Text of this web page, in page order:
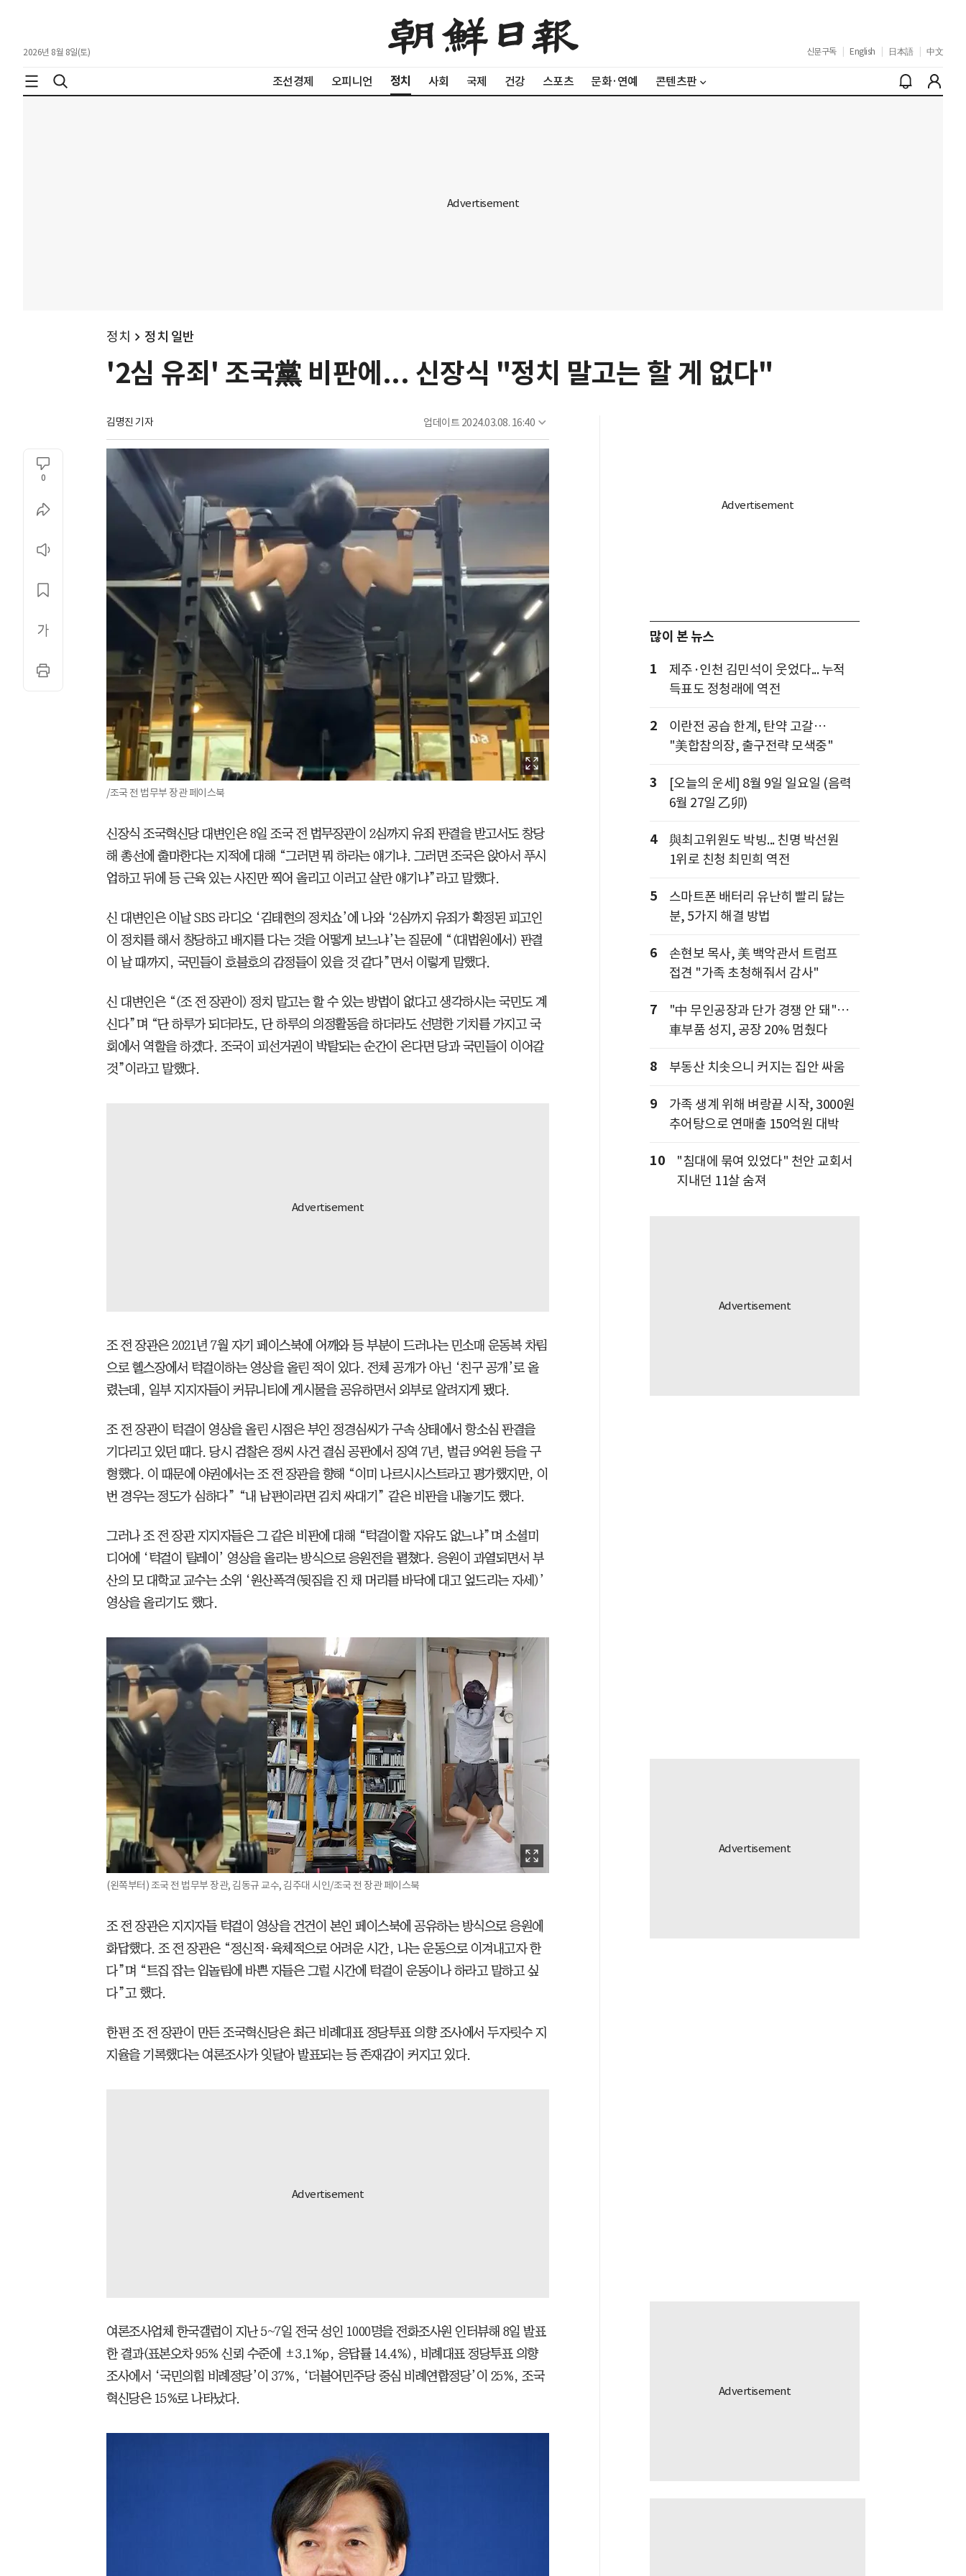
2026년 8월 8일(토) 신문구독 English 日本語 中文
조선경제 오피니언 정치 사회 국제 건강 스포츠 문화·연예 콘텐츠판
정치 정치 일반
'2심 유죄' 조국黨 비판에... 신장식 "정치 말고는 할 게 없다"
김명진 기자 업데이트 2024.03.08. 16:40
0
/조국 전 법무부 장관 페이스북
신장식 조국혁신당 대변인은 8일 조국 전 법무장관이 2심까지 유죄 판결을 받고서도 창당
해 총선에 출마한다는 지적에 대해 “그러면 뭐 하라는 얘기냐. 그러면 조국은 앉아서 푸시
업하고 뒤에 등 근육 있는 사진만 찍어 올리고 이러고 살란 얘기냐”라고 말했다.
신 대변인은 이날 SBS 라디오 ‘김태현의 정치쇼’에 나와 ‘2심까지 유죄가 확정된 피고인
이 정치를 해서 창당하고 배지를 다는 것을 어떻게 보느냐’는 질문에 “(대법원에서) 판결
이 날 때까지, 국민들이 호불호의 감정들이 있을 것 같다”면서 이렇게 말했다.
신 대변인은 “(조 전 장관이) 정치 말고는 할 수 있는 방법이 없다고 생각하시는 국민도 계
신다”며 “단 하루가 되더라도, 단 하루의 의정활동을 하더라도 선명한 기치를 가지고 국
회에서 역할을 하겠다. 조국이 피선거권이 박탈되는 순간이 온다면 당과 국민들이 이어갈
것”이라고 말했다.
조 전 장관은 2021년 7월 자기 페이스북에 어깨와 등 부분이 드러나는 민소매 운동복 차림
으로 헬스장에서 턱걸이하는 영상을 올린 적이 있다. 전체 공개가 아닌 ‘친구 공개’로 올
렸는데, 일부 지지자들이 커뮤니티에 게시물을 공유하면서 외부로 알려지게 됐다.
조 전 장관이 턱걸이 영상을 올린 시점은 부인 정경심씨가 구속 상태에서 항소심 판결을
기다리고 있던 때다. 당시 검찰은 정씨 사건 결심 공판에서 징역 7년, 벌금 9억원 등을 구
형했다. 이 때문에 야권에서는 조 전 장관을 향해 “이미 나르시시스트라고 평가했지만, 이
번 경우는 정도가 심하다” “내 남편이라면 김치 싸대기” 같은 비판을 내놓기도 했다.
그러나 조 전 장관 지지자들은 그 같은 비판에 대해 “턱걸이할 자유도 없느냐”며 소셜미
디어에 ‘턱걸이 릴레이’ 영상을 올리는 방식으로 응원전을 펼쳤다. 응원이 과열되면서 부
산의 모 대학교 교수는 소위 ‘원산폭격(뒷짐을 진 채 머리를 바닥에 대고 엎드리는 자세)’
영상을 올리기도 했다.
(왼쪽부터) 조국 전 법무부 장관, 김동규 교수, 김주대 시인/조국 전 장관 페이스북
조 전 장관은 지지자들 턱걸이 영상을 건건이 본인 페이스북에 공유하는 방식으로 응원에
화답했다. 조 전 장관은 “정신적·육체적으로 어려운 시간, 나는 운동으로 이겨내고자 한
다”며 “트집 잡는 입놀림에 바쁜 자들은 그럴 시간에 턱걸이 운동이나 하라고 말하고 싶
다”고 했다.
한편 조 전 장관이 만든 조국혁신당은 최근 비례대표 정당투표 의향 조사에서 두자릿수 지
지율을 기록했다는 여론조사가 잇달아 발표되는 등 존재감이 커지고 있다.
여론조사업체 한국갤럽이 지난 5~7일 전국 성인 1000명을 전화조사원 인터뷰해 8일 발표
한 결과(표본오차 95% 신뢰 수준에 ±3.1%p, 응답률 14.4%), 비례대표 정당투표 의향
조사에서 ‘국민의힘 비례정당’이 37%, ‘더불어민주당 중심 비례연합정당’이 25%, 조국
혁신당은 15%로 나타났다.
많이 본 뉴스
1
제주·인천 김민석이 웃었다... 누적
득표도 정청래에 역전
2
이란전 공습 한계, 탄약 고갈…
"美합참의장, 출구전략 모색중"
3
[오늘의 운세] 8월 9일 일요일 (음력
6월 27일 乙卯)
4
與최고위원도 박빙... 친명 박선원
1위로 친청 최민희 역전
5
스마트폰 배터리 유난히 빨리 닳는
분, 5가지 해결 방법
6
손현보 목사, 美 백악관서 트럼프
접견 "가족 초청해줘서 감사"
7
"中 무인공장과 단가 경쟁 안 돼"…
車부품 성지, 공장 20% 멈췄다
8 부동산 치솟으니 커지는 집안 싸움
9
가족 생계 위해 벼랑끝 시작, 3000원
추어탕으로 연매출 150억원 대박
10
"침대에 묶여 있었다" 천안 교회서
지내던 11살 숨져